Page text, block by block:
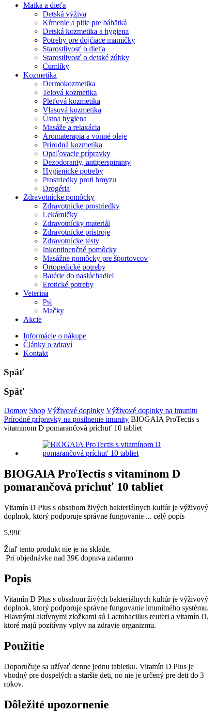
Matka a dieťa
Detská výživa
Kŕmenie a pitie pre bábätká
Detská kozmetika a hygiena
Potreby pre dojčiace mamičky
Starostlivosť o dieťa
Starostlivosť o detské zúbky
Cumlíky
Kozmetika
Dermokozmetika
Telová kozmetika
Pleťová kozmetika
Vlasová kozmetika
Ústna hygiena
Masáže a relaxácia
Aromaterapia a vonné oleje
Prírodná kozmetika
Opaľovacie prípravky
Dezodoranty, antiperspiranty
Hygienické potreby
Prostriedky proti hmyzu
Drogéria
Zdravotnícke pomôcky
Zdravotnícke prostriedky
Lekárničky
Zdravotnícky materiál
Zdravotnícke prístroje
Zdravotnícke testy
Inkontinenčné pomôcky
Masážne pomôcky pre športovcov
Ortopedické potreby
Batérie do naslúchadiel
Erotické potreby
Veterina
Psi
Mačky
Akcie
Informácie o nákupe
Články o zdraví
Kontakt
Späť
Späť
Domov Shop Výživové doplnky Výživové doplnky na imunitu
Prírodné prípravky na posilnenie imunity BIOGAIA ProTectis s
vitamínom D pomarančová príchuť 10 tabliet
BIOGAIA ProTectis s vitamínom D
pomarančová príchuť 10 tabliet
Vitamín D Plus s obsahom živých bakteriálnych kultúr je výživový
doplnok, ktorý podporuje správne fungovanie ... celý popis
5,99€
Žiaľ tento produkt nie je na sklade.
Pri objednávke nad 39€ doprava zadarmo
Popis
Vitamín D Plus s obsahom živých bakteriálnych kultúr je výživový
doplnok, ktorý podporuje správne fungovanie imunitného systému.
Hlavnými aktívnymi zložkami sú Lactobacillus reuteri a vitamín D,
ktoré majú pozitívny vplyv na zdravie organizmu.
Použitie
Doporučuje sa užívať denne jednu tabletku. Vitamín D Plus je
vhodný pre dospelých a staršie deti, no nie je určený pre deti do 3
rokov.
Dôležité upozornenie